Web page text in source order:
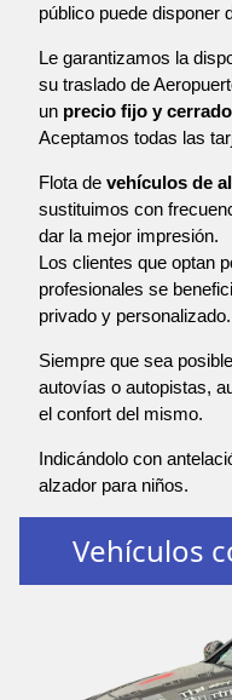
público puede disponer
Le garantizamos la
su traslado de
un precio fijo y
Aceptamos todas las
Flota de vehículos de
sustituimos con
dar la mejor impresión.
Los clientes que optan
profesionales se
privado y personalizado.
Siempre que sea
autovías o autopistas,
el confort del mismo.
Indicándolo con
alzador para niños.
Vehículos